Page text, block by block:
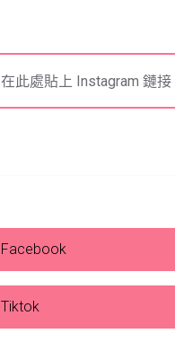
Facebook
Tiktok